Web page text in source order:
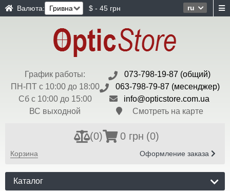
ru
Валюта: $ - 45 грн
График работы:
ПН-ПТ с 10:00 до 18:00
Сб с 10:00 до 15:00
ВС выходной
073-798-19-87 (общий)
063-798-79-87 (месенджер)
info@opticstore.com.ua
Смотреть на карте
(0) 0 грн (0)
Корзина Оформление заказа
Каталог